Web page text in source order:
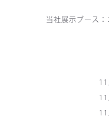
当社展示ブース